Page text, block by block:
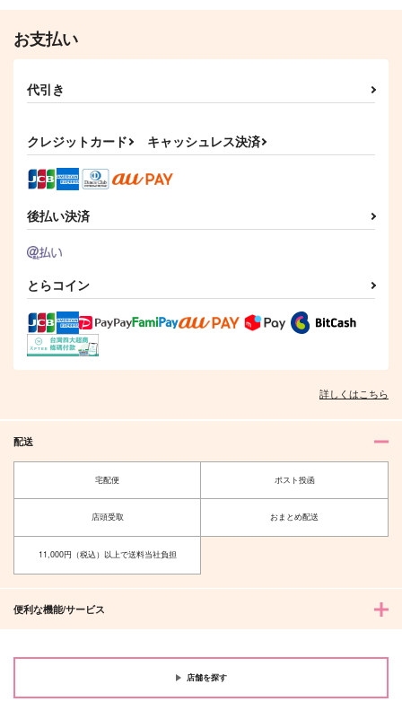
お支払い
代引き
クレジットカード キャッシュレス決済
後払い決済
とらコイン
詳しくはこちら
配送
宅配便 ポスト投函
店頭受取 おまとめ配送
11,000円（税込）以上で送料当社負担
便利な機能/サービス
店舗を探す